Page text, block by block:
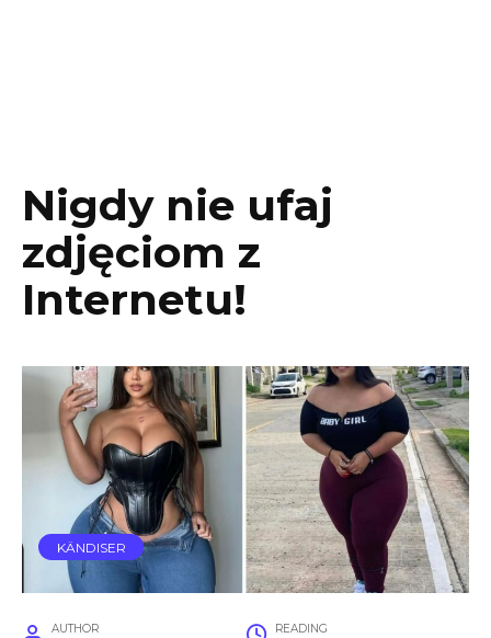
Nigdy nie ufaj
zdjęciom z
Internetu!
KÄNDISER
AUTHOR READING